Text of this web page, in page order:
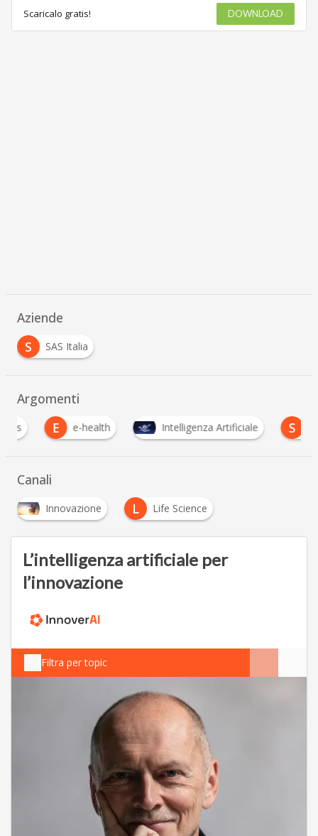
Scaricalo gratis! DOWNLOAD
Aziende
S
SAS Italia
Argomenti
E
e-health Intelligenza Artificiale S sanità
Canali
Innovazione L Life Science
L’intelligenza artificiale per
l’innovazione
Filtra per topic